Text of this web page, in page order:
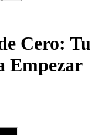
Cero: Tu
Empezar